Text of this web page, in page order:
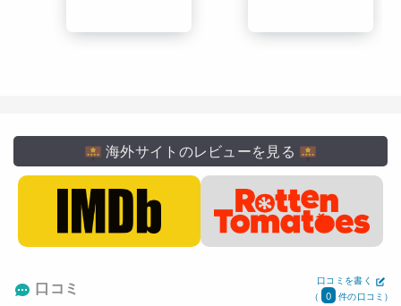
海外サイトのレビューを見る
口コミ
口コミを書く
(
0 件の口コミ)